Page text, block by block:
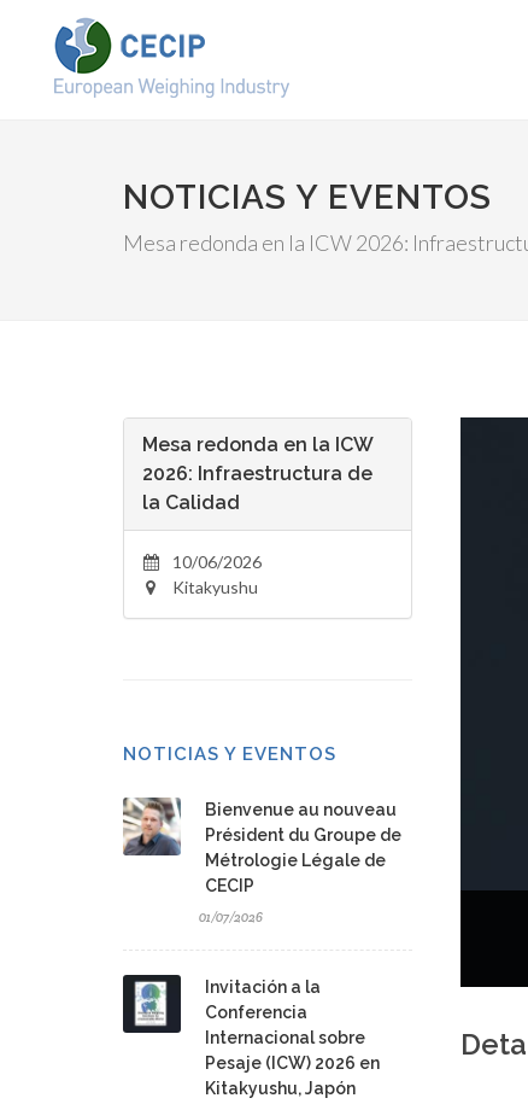
NOTICIAS Y EVENTOS
Mesa redonda en la ICW 2026:
Mesa redonda en la ICW
2026: Infraestructura de
la Calidad
10/06/2026
Kitakyushu
NOTICIAS Y EVENTOS
Bienvenue au nouveau
Président du Groupe de
Métrologie Légale de
CECIP
01/07/2026
Invitación a la
Conferencia
Internacional sobre
Pesaje (ICW) 2026 en
Kitakyushu, Japón